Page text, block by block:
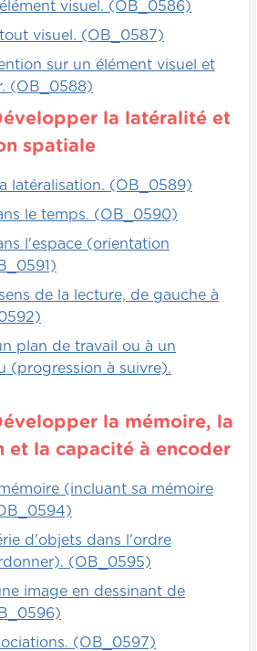
Est-ce que j'aime
que j'aime les choses
que j'aime aller à la mer, à la
que l'enfant a répondu à
il peut aller
gens de son entourage,
peu importe, et
réponses ensuite aux
visuel. (OB_0586)
visuel. (OB_0587)
sur un élément visuel et
(OB_0588)
la latéralité et
spatiale
latéralisation. (OB_0589)
le temps. (OB_0590)
l'espace (orientation
de la lecture, de gauche à
plan de travail ou à un
(progression à suivre).
la mémoire, la
et la capacité à encoder
(incluant sa mémoire
d'objets dans l'ordre
(OB_0595)
image en dessinant de
(OB_0597)